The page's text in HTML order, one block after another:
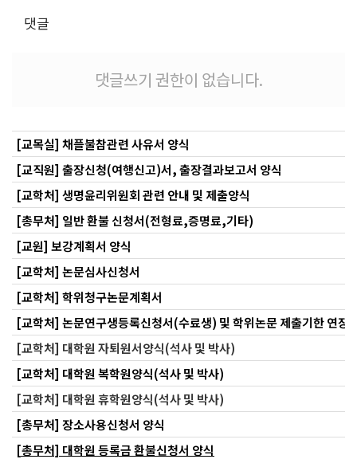
댓글
댓글쓰기 권한이 없습니다.
[교목실] 채플불참관련 사유서 양식
[교직원] 출장신청(여행신고)서, 출장결과보고서 양식
[교학처] 생명윤리위원회 관련 안내 및 제출양식
[총무처] 일반 환불 신청서(전형료,증명료,기타)
[교원] 보강계획서 양식
[교학처] 논문심사신청서
[교학처] 학위청구논문계획서
[교학처] 논문연구생등록신청서(수료생) 및 학위논문 제출기한 연장
[교학처] 대학원 자퇴원서양식(석사 및 박사)
[교학처] 대학원 복학원양식(석사 및 박사)
[교학처] 대학원 휴학원양식(석사 및 박사)
[총무처] 장소사용신청서 양식
[총무처] 대학원 등록금 환불신청서 양식